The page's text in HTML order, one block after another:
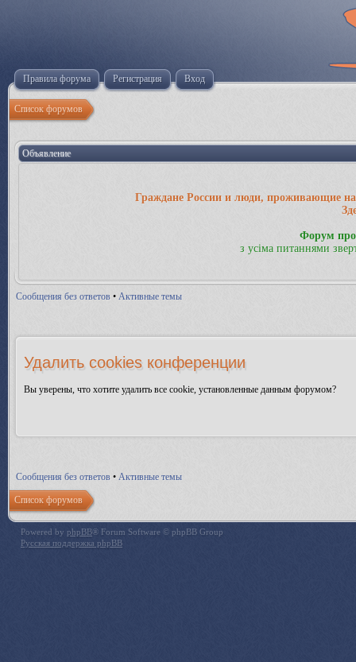
Правила форума Регистрация Вход
Список форумов
Объявление
Граждане России и люди, проживающие на
Форум
з усіма питаннями
Сообщения без ответов • Активные темы
Удалить cookies конференции
Вы уверены, что хотите удалить все cookie, установленные данным форумом?
Сообщения без ответов • Активные темы
Список форумов
Powered by phpBB® Forum Software © phpBB Group
Русская поддержка phpBB